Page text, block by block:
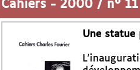
Cahiers - 2000 / n° 11
Une statue